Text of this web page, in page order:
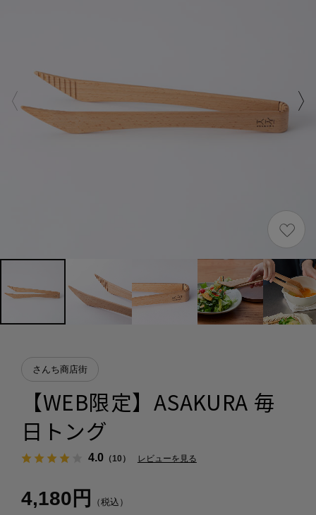
さんち商店街
【WEB限定】ASAKURA 毎
日トング
4.0（10） レビューを見る
4,180円 （税込）